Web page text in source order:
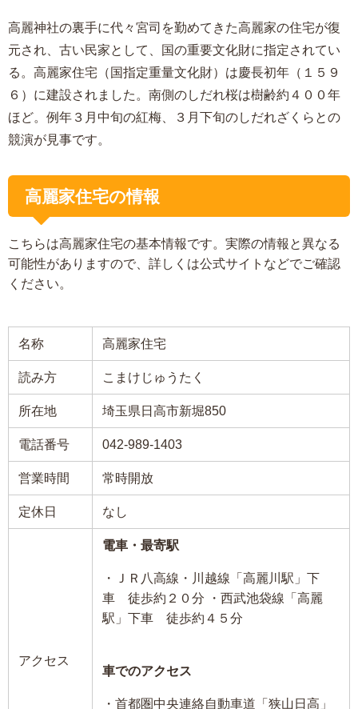
高麗神社の裏手に代々宮司を勤めてきた高麗家の住宅が復
元され、古い民家として、国の重要文化財に指定されてい
る。高麗家住宅（国指定重量文化財）は慶長初年（１５９
６）に建設されました。南側のしだれ桜は樹齢約４００年
ほど。例年３月中旬の紅梅、３月下旬のしだれざくらとの
競演が見事です。
高麗家住宅の情報
こちらは高麗家住宅の基本情報です。実際の情報と異なる
可能性がありますので、詳しくは公式サイトなどでご確認
ください。
名称 高麗家住宅
読み方 こまけじゅうたく
所在地 埼玉県日高市新堀850
電話番号 042-989-1403
営業時間 常時開放
定休日 なし
アクセス
電車・最寄駅
・ＪＲ八高線・川越線「高麗川駅」下
車 徒歩約２０分 ・西武池袋線「高麗
駅」下車 徒歩約４５分
車でのアクセス
・首都圏中央連絡自動車道「狭山日高」